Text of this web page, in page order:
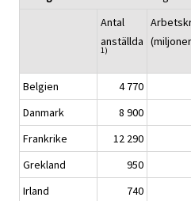
Antal
anställda
1)
Belgien
4 770
Danmark
8 900
Frankrike
12 290
Grekland
950
Irland
740